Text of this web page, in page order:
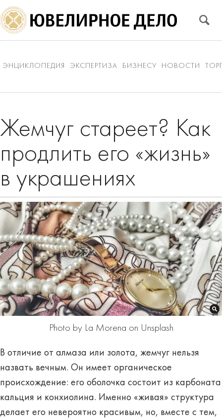
ЭНЦИКЛОПЕДИЯ ЭКСПЕРТИЗА БИЗНЕСУ НОВОСТИ
Жемчуг стареет? Как
продлить его «жизнь»
в украшениях
Photo by La Morena on Unsplash
В отличие от алмаза или золота, жемчуг нельзя
назвать вечным. Он имеет органическое
происхождение: его оболочка состоит из карбоната
кальция и конхиолина. Именно «живая» структура
делает его невероятно красивым, но, вместе с тем,